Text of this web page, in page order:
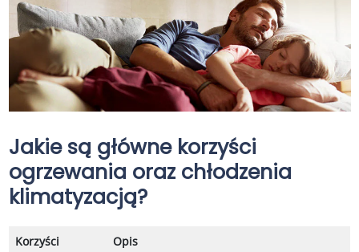
Jakie są główne korzyści
ogrzewania oraz chłodzenia
klimatyzacją?
Korzyści Opis